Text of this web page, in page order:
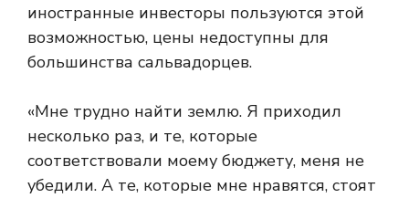
иностранные инвесторы пользуются этой
возможностью, цены недоступны для
большинства сальвадорцев.
«Мне трудно найти землю. Я приходил
несколько раз, и те, которые
соответствовали моему бюджету, меня не
убедили. А те, которые мне нравятся, стоят